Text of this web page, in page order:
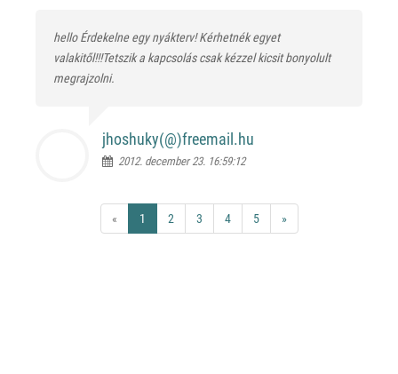
hello Érdekelne egy nyákterv! Kérhetnék egyet
valakitől!!!Tetszik a kapcsolás csak kézzel kicsit bonyolult
megrajzolni.
jhoshuky(@)freemail.hu
2012. december 23. 16:59:12
« 1 2 3 4 5 »